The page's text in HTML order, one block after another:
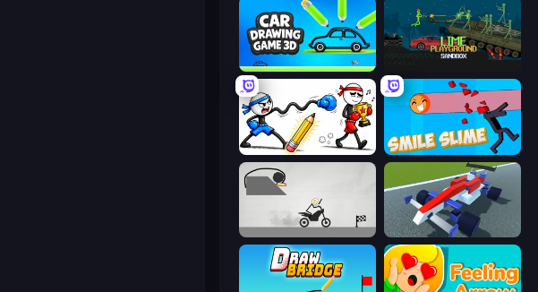
Car Drawing Game 3D
Doodle Smash Smile Slime
Genius Car 2